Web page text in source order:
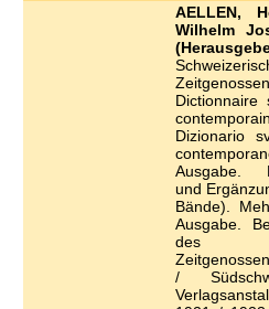
AELLEN,
Wilhelm
Dictionnaire
Dizionario
Ausgabe.
und
Bände).
Ausgabe.
des
/